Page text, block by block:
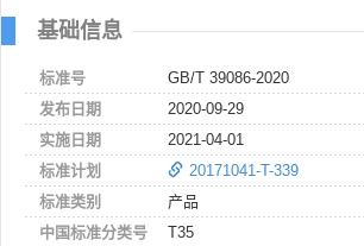
基础信息
标准号
GB/T 39086-2020
发布日期
2020-09-29
实施日期
2021-04-01
标准计划
20171041-T-339
标准类别
产品
中国标准分类号
T35